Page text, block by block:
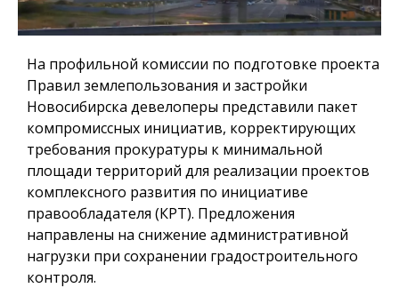
На профильной комиссии по подготовке проекта
Правил землепользования и застройки
Новосибирска девелоперы представили пакет
компромиссных инициатив, корректирующих
требования прокуратуры к минимальной
площади территорий для реализации проектов
комплексного развития по инициативе
правообладателя (КРТ). Предложения
направлены на снижение административной
нагрузки при сохранении градостроительного
контроля.